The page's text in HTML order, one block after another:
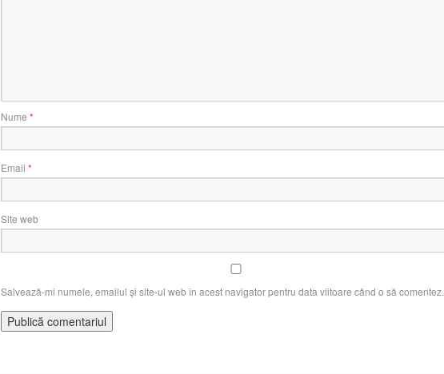
Nume *
Email *
Site web
Salvează-mi numele, emailul și site-ul web în acest navigator pentru data viitoare când o să comentez.